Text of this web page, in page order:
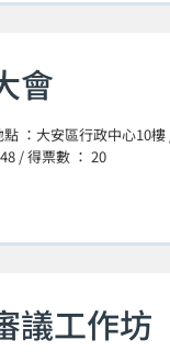
會
：大安區行政中心10樓
/ 得票數 ： 20
議工作坊